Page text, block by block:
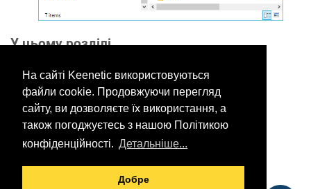
На сайті Keenetic використовуються
файли cookie. Продовжуючи перегляд
сайту, ви дозволяєте їх використання, а
також погоджуєтесь з нашою Політикою
конфіденційності. Детальніше...
Добре
У цьому розділі
Would you like to provide
feedback? Just click here to suggest